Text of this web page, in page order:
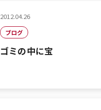
2012.04.26
ブログ
ゴミの中に宝